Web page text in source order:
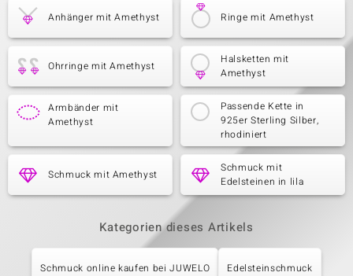
Anhänger mit Amethyst Ringe mit Amethyst
Ohrringe mit Amethyst
Halsketten mit
Amethyst
Armbänder mit
Amethyst
Passende Kette in
925er Sterling Silber,
rhodiniert
Schmuck mit Amethyst
Schmuck mit
Edelsteinen in lila
Kategorien dieses Artikels
Schmuck online kaufen bei JUWELO Edelsteinschmuck